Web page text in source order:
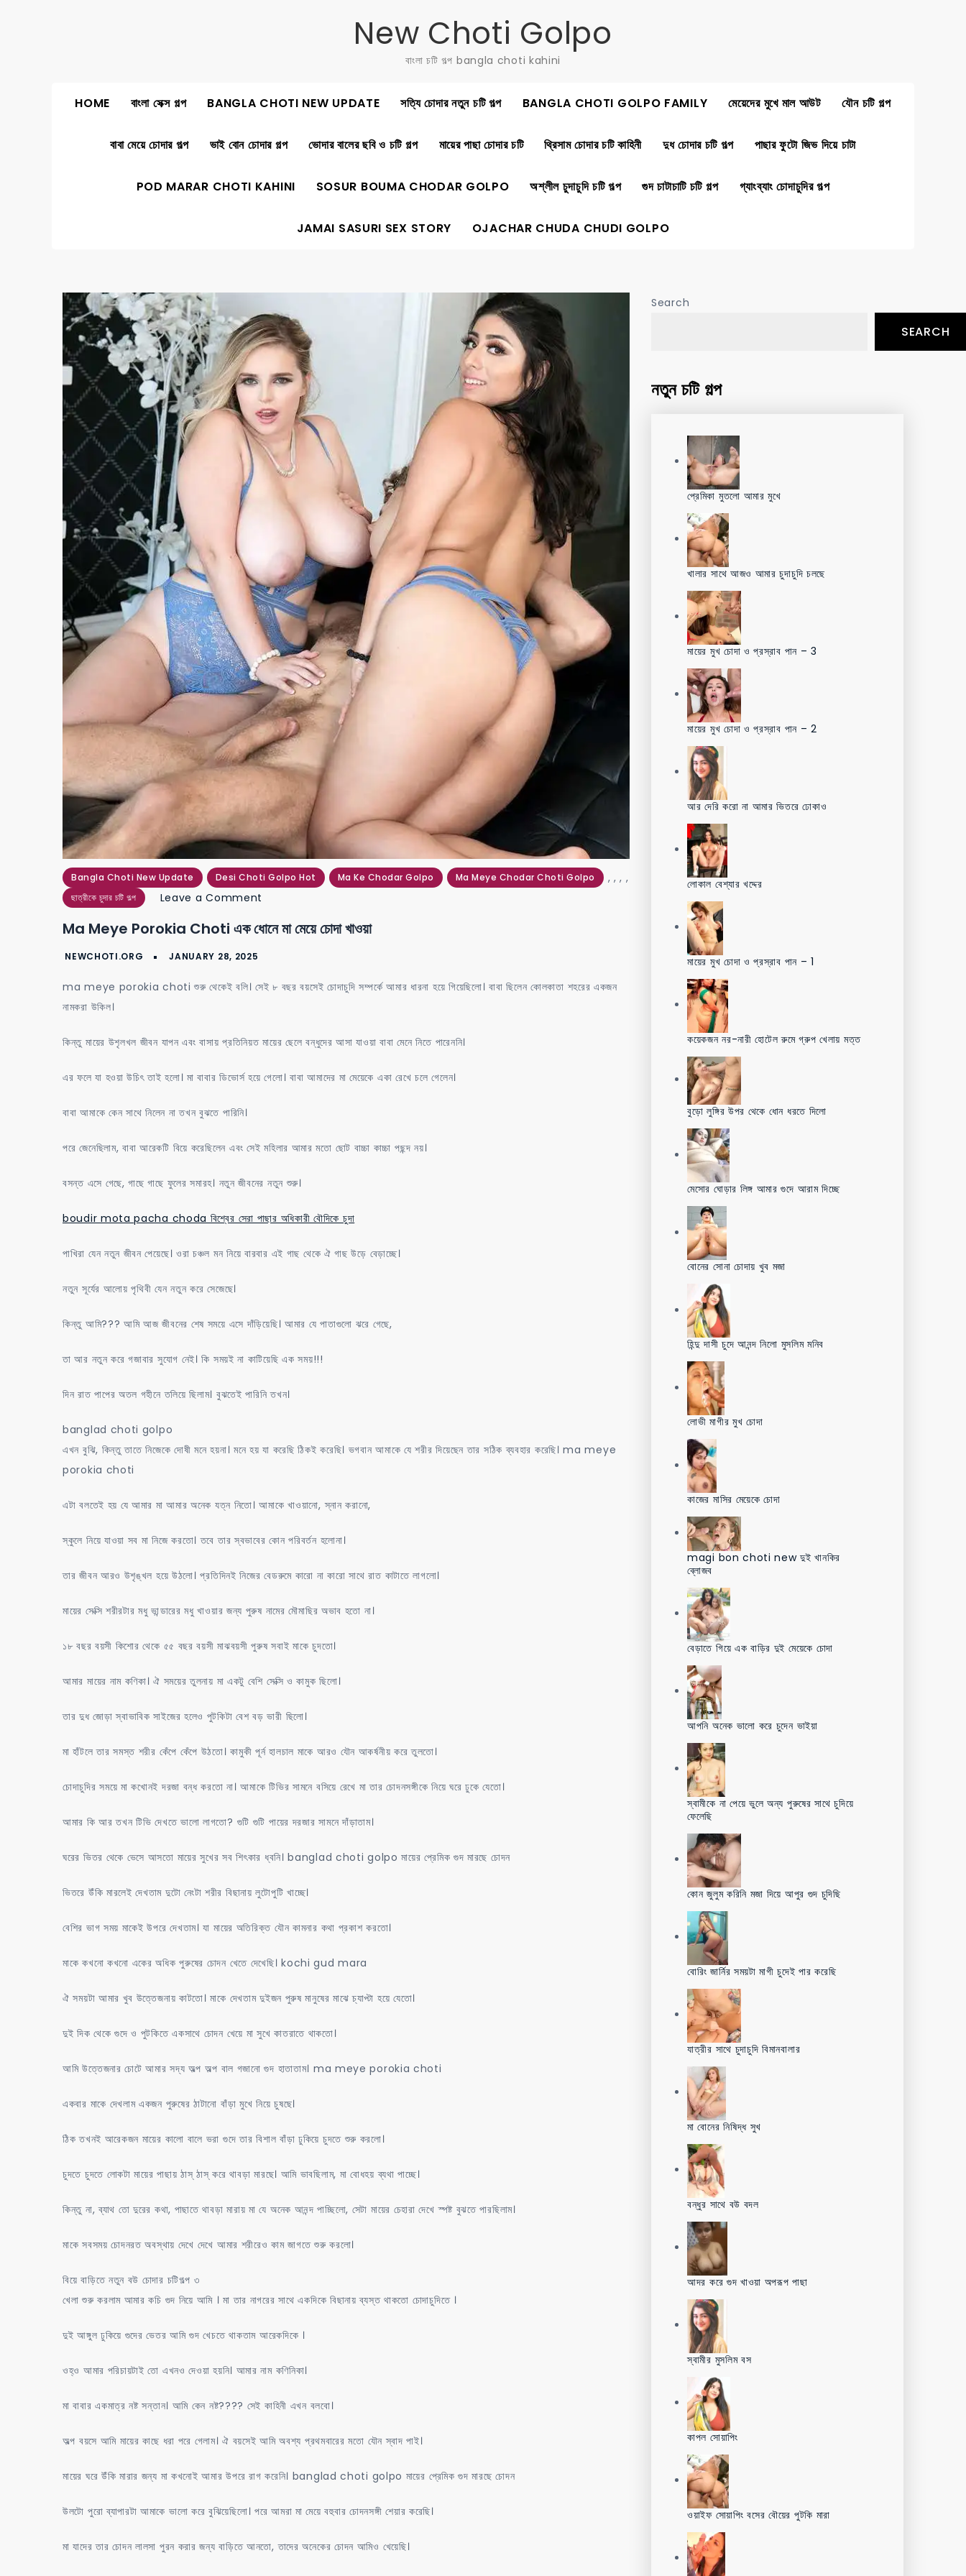
New Choti Golpo
বাংলা চটি গল্প bangla choti kahini
HOME বাংলা সেক্স গল্প BANGLA CHOTI NEW UPDATE সত্যি চোদার নতুন চটি গল্প BANGLA CHOTI GOLPO FAMILY মেয়েদের মুখে মাল আউট যৌন চটি গল্প
বাবা মেয়ে চোদার গল্প ভাই বোন চোদার গল্প ভোদার বালের ছবি ও চটি গল্প মায়ের পাছা চোদার চটি থ্রিসাম চোদার চটি কাহিনী দুধ চোদার চটি গল্প পাছার ফুটো জিভ দিয়ে চাটা
POD MARAR CHOTI KAHINI SOSUR BOUMA CHODAR GOLPO অশ্লীল চুদাচুদি চটি গল্প গুদ চাটাচাটি চটি গল্প গ্যাংব্যাং চোদাচুদির গল্প
JAMAI SASURI SEX STORY OJACHAR CHUDA CHUDI GOLPO
Bangla Choti New Update ,
Desi Choti Golpo Hot ,
Ma Ke Chodar Golpo ,
Ma Meye Chodar Choti Golpo ,
ছাত্রীকে চুদার চটি গল্প Leave a Comment
meye
মা
চোদা
Ma Meye Porokia Choti এক ধোনে মা মেয়ে চোদা খাওয়া
ma meye porokia choti শুরু থেকেই বলি। সেই ৮ বছর বয়সেই চোদাচুদি সম্পর্কে আমার ধারনা হয়ে গিয়েছিলো। বাবা ছিলেন কোলকাতা শহরের একজন
নামকরা উকিল।
কিন্তু মায়ের উশৃলখল জীবন যাপন এবং বাসায় প্রতিনিয়ত মায়ের ছেলে বন্ধুদের আসা যাওয়া বাবা মেনে নিতে পারেননি।
এর ফলে যা হওয়া উচিৎ তাই হলো। মা বাবার ডিভোর্স হয়ে গেলো। বাবা আমাদের মা মেয়েকে একা রেখে চলে গেলেন।
বাবা আমাকে কেন সাথে নিলেন না তখন বুঝতে পারিনি।
পরে জেনেছিলাম, বাবা আরেকটি বিয়ে করেছিলেন এবং সেই মহিলার আমার মতো ছোট বাচ্চা কাচ্চা পছন্দ নয়।
বসন্ত এসে গেছে, গাছে গাছে ফুলের সমারহ। নতুন জীবনের নতুন শুরু।
boudir mota pacha choda বিশ্বের সেরা পাছার অধিকারী বৌদিকে চুদা
পাখিরা যেন নতুন জীবন পেয়েছে। ওরা চঞ্চল মন নিয়ে বারবার এই গাছ থেকে ঐ গাছ উড়ে বেড়াচ্ছে।
নতুন সূর্যের আলোয় পৃথিবী যেন নতুন করে সেজেছে।
কিন্তু আমি??? আমি আজ জীবনের শেষ সময়ে এসে দাঁড়িয়েছি। আমার যে পাতাগুলো ঝরে গেছে,
তা আর নতুন করে গজাবার সুযোগ নেই। কি সময়ই না কাটিয়েছি এক সময়!!!
দিন রাত পাপের অতল গহীনে তলিয়ে ছিলাম। বুঝতেই পারিনি তখন।
banglad choti golpo
এখন বুঝি, কিন্তু তাতে নিজেকে দোষী মনে হয়না। মনে হয় যা করেছি ঠিকই করেছি। ভগবান আমাকে যে শরীর দিয়েছেন তার সঠিক ব্যবহার করেছি। ma meye
porokia choti
এটা বলতেই হয় যে আমার মা আমার অনেক যত্ন নিতো। আমাকে খাওয়ানো, স্নান করানো,
স্কুলে নিয়ে যাওয়া সব মা নিজে করতো। তবে তার স্বভাবের কোন পরিবর্তন হলোনা।
তার জীবন আরও উশৃঙ্খল হয়ে উঠলো। প্রতিদিনই নিজের বেডরুমে কারো না কারো সাথে রাত কাটাতে লাগলো।
মায়ের সেক্সি শরীরটার মধু ভান্ডারের মধু খাওয়ার জন্য পুরুষ নামের মৌমাছির অভাব হতো না।
১৮ বছর বয়সী কিশোর থেকে ৫৫ বছর বয়সী মাঝবয়সী পুরুষ সবাই মাকে চুদতো।
আমার মায়ের নাম কণিকা। ঐ সময়ের তুলনায় মা একটু বেশি সেক্সি ও কামুক ছিলো।
তার দুধ জোড়া স্বাভাবিক সাইজের হলেও পুটকিটা বেশ বড় ভারী ছিলো।
মা হাঁটলে তার সমস্ত শরীর কেঁপে কেঁপে উঠতো। কামুকী পূর্ন হালচাল মাকে আরও যৌন আকর্ষনীয় করে তুলতো।
চোদাচুদির সময়ে মা কখোনই দরজা বন্ধ করতো না। আমাকে টিভির সামনে বসিয়ে রেখে মা তার চোদনসঙ্গীকে নিয়ে ঘরে ঢুকে যেতো।
আমার কি আর তখন টিভি দেখতে ভালো লাগতো? গুটি গুটি পায়ের দরজার সামনে দাঁড়াতাম।
ঘরের ভিতর থেকে ভেসে আসতো মায়ের সুখের সব শিৎকার ধ্বনি। banglad choti golpo মায়ের প্রেমিক গুদ মারছে চোদন
ভিতরে উঁকি মারলেই দেখতাম দুটো নেংটা শরীর বিছানায় লুটোপুটি খাচ্ছে।
বেশির ভাগ সময় মাকেই উপরে দেখতাম। যা মায়ের অতিরিক্ত যৌন কামনার কথা প্রকাশ করতো।
মাকে কখনো কখনো একের অধিক পুরুষের চোদন খেতে দেখেছি। kochi gud mara
ঐ সময়টা আমার খুব উত্তেজনায় কাটতো। মাকে দেখতাম দুইজন পুরুষ মানুষের মাঝে চ্যাপ্টা হয়ে যেতো।
দুই দিক থেকে গুদে ও পুটকিতে একসাথে চোদন খেয়ে মা সুখে কাতরাতে থাকতো।
আমি উত্তেজনার চোটে আমার সদ্য অল্প অল্প বাল গজানো গুদ হাতাতাম। ma meye porokia choti
একবার মাকে দেখলাম একজন পুরুষের ঠাটানো বাঁড়া মুখে নিয়ে চুষছে।
ঠিক তখনই আরেকজন মায়ের কালো বালে ভরা গুদে তার বিশাল বাঁড়া ঢুকিয়ে চুদতে শুরু করলো।
চুদতে চুদতে লোকটা মায়ের পাছায় ঠাস্ ঠাস্ করে থাবড়া মারছে। আমি ভাবছিলাম, মা বোধহয় ব্যথা পাচ্ছে।
কিন্তু না, ব্যাথ তো দুরের কথা, পাছাতে থাবড়া মারায় মা যে অনেক আনন্দ পাচ্ছিলো, সেটা মায়ের চেহারা দেখে স্পষ্ট বুঝতে পারছিলাম।
মাকে সবসময় চোদনরত অবস্থায় দেখে দেখে আমার শরীরেও কাম জাগতে শুরু করলো।
বিয়ে বাড়িতে নতুন বউ চোদার চটিগল্প ৩
খেলা শুরু করলাম আমার কচি গুদ নিয়ে আমি । মা তার নাগরের সাথে একদিকে বিছানায় ব্যস্ত থাকতো চোদাচুদিতে ।
দুই আঙ্গুল ঢুকিয়ে গুদের ভেতর আমি গুদ খেচতে থাকতাম আরেকদিকে ।
ওহ্ও আমার পরিচায়টাই তো এখনও দেওয়া হয়নি। আমার নাম কণিনিকা।
মা বাবার একমাত্র নষ্ট সন্তান। আমি কেন নষ্ট???? সেই কাহিনী এখন বলবো।
অল্প বয়সে আমি মায়ের কাছে ধরা পরে গেলাম। ঐ বয়সেই আমি অবশ্য প্রথমবারের মতো যৌন স্বাদ পাই।
মায়ের ঘরে উঁকি মারার জন্য মা কখনোই আমার উপরে রাগ করেনি। banglad choti golpo মায়ের প্রেমিক গুদ মারছে চোদন
উলটো পুরো ব্যাপারটা আমাকে ভালো করে বুঝিয়েছিলো। পরে আমরা মা মেয়ে বহুবার চোদনসঙ্গী শেয়ার করেছি।
মা যাদের তার চোদন লালসা পুরন করার জন্য বাড়িতে আনতো, তাদের অনেকের চোদন আমিও খেয়েছি।
Search
SEARCH
নতুন চটি গল্প
প্রেমিকা মুতলো আমার মুখে
খালার সাথে আজও আমার চুদাচুদি চলছে
মায়ের মুখ চোদা ও প্রস্রাব পান – 3
মায়ের মুখ চোদা ও প্রস্রাব পান – 2
আর দেরি করো না আমার ভিতরে ঢোকাও
লোকাল বেশ্যার খদ্দের
মায়ের মুখ চোদা ও প্রস্রাব পান – 1
কয়েকজন নর-নারী হোটেল রুমে গ্রুপ খেলায় মত্ত
বুড়ো লুঙ্গির উপর থেকে ধোন ধরতে দিলো
মেসোর ঘোড়ার লিঙ্গ আমার গুদে আরাম দিচ্ছে
বোনের সোনা চোদায় খুব মজা
হিন্দু দাসী চুদে আনন্দ নিলো মুসলিম মনিব
লোভী মাগীর মুখ চোদা
কাজের মাসির মেয়েকে চোদা
magi bon choti new দুই খানকির
ব্লোজব
বেড়াতে গিয়ে এক বাড়ির দুই মেয়েকে চোদা
আপনি অনেক ভালো করে চুদেন ভাইয়া
স্বামীকে না পেয়ে ভুলে অন্য পুরুষের সাথে চুদিয়ে
ফেলেছি
কোন জুলুম করিনি মজা দিয়ে আপুর গুদ চুদিছি
বোরিং জার্নির সময়টা মাগী চুদেই পার করেছি
যাত্রীর সাথে চুদাচুদি বিমানবালার
মা বোনের নিষিদ্ধ সুখ
বন্ধুর সাথে বউ বদল
আদর করে গুদ খাওয়া অপরূপ পাছা
স্বামীর মুসলিম বস
কাপল সোয়াপিং
ওয়াইফ সোয়াপিং বসের বৌয়ের পুটকি মারা